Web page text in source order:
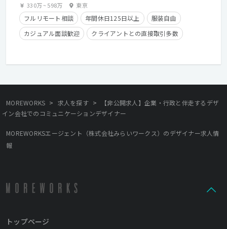
330万~598万 東京
フルリモート相談 年間休日125日以上
服装自由
カジュアル面談歓迎
クライアントとの直接取引多数
学歴不問
経験者優遇
MOREWORKS > 求人を探す >
【非公開求人】企業・行政と伴走するデザ
イン会社でのコミュニケーションデザイナー
MOREWORKSエージェント（株式会社みらいワークス）のデザイナー求人情
報
トップページ